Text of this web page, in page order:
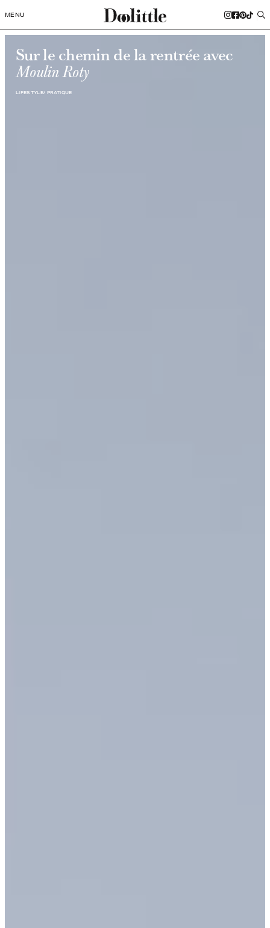
MENU
Sur le chemin de la rentrée avec
Moulin Roty
LIFESTYLE PRATIQUE